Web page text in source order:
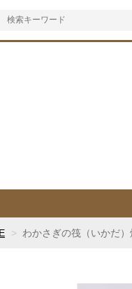
わかさぎの筏（いかだ）